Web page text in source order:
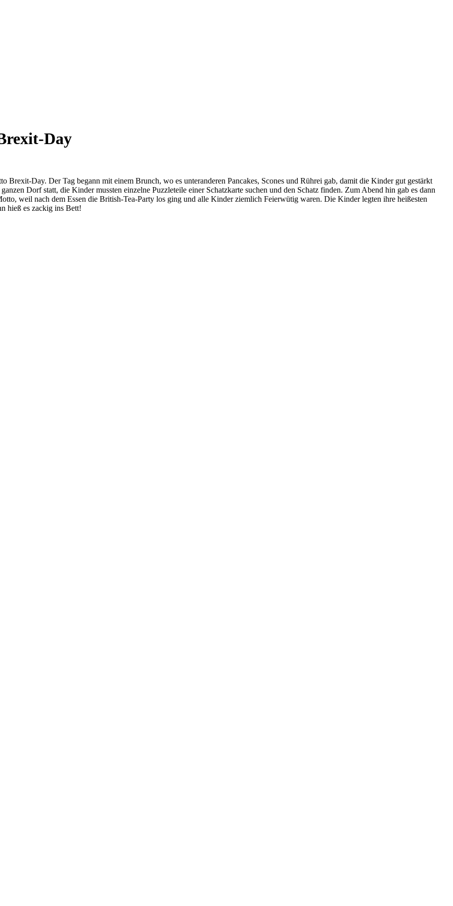
Day
Day. Der Tag begann mit einem Brunch, wo es unteranderen Pancakes, Scones und Rührei gab, damit die Kinder gut gestärkt
Dorf statt, die Kinder mussten einzelne Puzzleteile einer Schatzkarte suchen und den Schatz finden. Zum Abend hin gab es dann
weil nach dem Essen die British-Tea-Party los ging und alle Kinder ziemlich Feierwütig waren. Die Kinder legten ihre heißesten
hieß es zackig ins Bett!